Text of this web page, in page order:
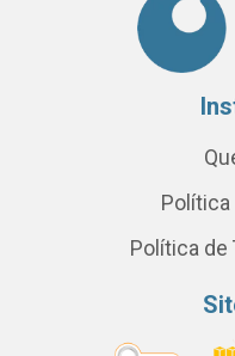
Política de